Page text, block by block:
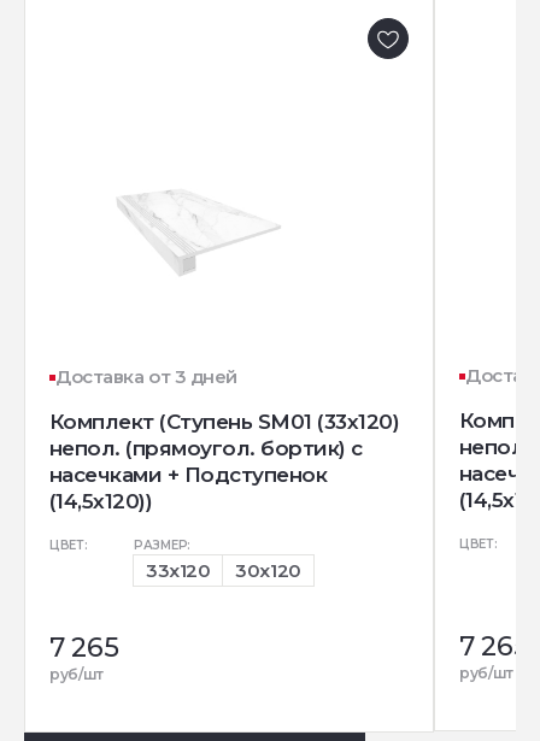
Доставка от 3 дней
Комплект (Ступень SM01 (33x120)
непол. (прямоугол. бортик) с
насечками + Подступенок
(14,5x120))
ЦВЕТ: РАЗМЕР:
33x120 30x120
7 265
руб/шт
непол.
ЦВЕТ:
7 265
руб/шт